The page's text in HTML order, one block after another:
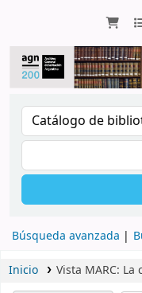
Búsqueda avanzada
Inicio
Vista MARC: